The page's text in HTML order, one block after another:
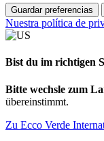
Guardar preferencias
Nuestra política de
Bist du im richtigen
Bitte wechsle zum
übereinstimmt.
Zu Ecco Verde